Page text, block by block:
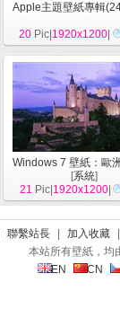
Apple主題壁紙專輯
20 Pic| 1920x1200
Windows 7 壁紙：歐
[系統]
21 Pic| 1920x1200
聯繫站長 加入收藏
本站所有壁紙，均
EN
CN